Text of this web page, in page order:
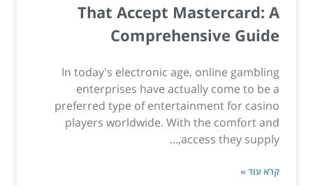
That Accept Mastercard: A
Comprehensive Guide
In today's electronic age, online gambling
enterprises have actually come to be a
preferred type of entertainment for casino
players worldwide. With the comfort and
access they supply,...
קרא עוד »